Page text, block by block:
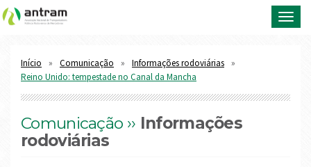
Início Comunicação
Informações rodoviárias
Reino Unido: tempestade no Canal da Mancha
Comunicação ›› Informações
rodoviárias